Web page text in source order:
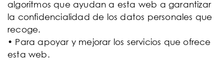
algoritmos que ayudan a esta web a garantizar
la confidencialidad de los datos personales que
recoge.
• Para apoyar y mejorar los servicios que ofrece
esta web.